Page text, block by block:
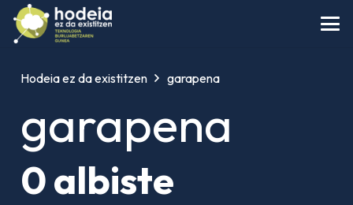
Hodeia ez da existitzen garapena
garapena
0 albiste